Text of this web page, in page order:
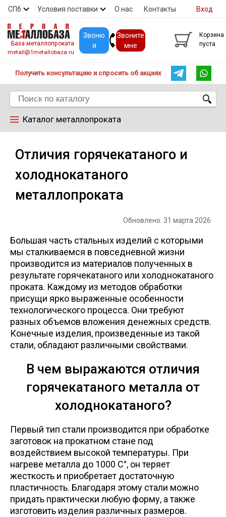
СПб Условия поставки О нас Контакты
Скидки Прайс Покупателям
Вход
База металлопроката
metall@1metallobaza.ru
Звоню
я
Звоните
мне
Корзина
пуста
Получить консультацию и спросить об акциях
Каталог металлопроката
Труба профильная
Лист
Уголок
Балка
Швеллер
Полоса
Круг
Профлист
Винтовые сваи
Отличия горячекатаного и
холоднокатаного
металлопроката
Обновлено: 31 марта 2026
Большая часть стальных изделий с которыми
мы сталкиваемся в повседневной жизни
производится из материалов полученных в
результате горячекатаного или холоднокатаного
проката. Каждому из методов обработки
присущи ярко выраженные особенности
технологического процесса. Они требуют
разных объемов вложения денежных средств.
Конечные изделия, произведенные из такой
стали, обладают различными свойствами.
В чем выражаются отличия
горячекатаного металла от
холоднокатаного?
Первый тип стали производится при обработке
заготовок на прокатном стане под
воздействием высокой температуры. При
нагреве металла до 1000 C°, он теряет
жесткость и приобретает достаточную
пластичность. Благодаря этому стали можно
придать практически любую форму, а также
изготовить изделия различных размеров.